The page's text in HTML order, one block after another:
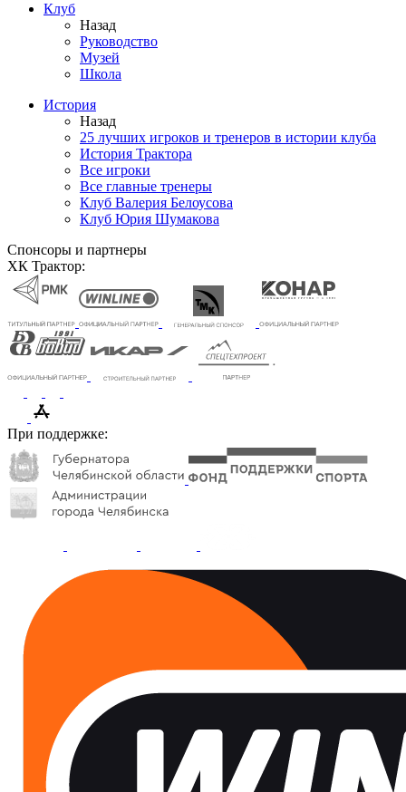
Клуб
Назад
Руководство
Музей
Школа
История
Назад
25 лучших игроков и тренеров в истории клуба
История Трактора
Все игроки
Все главные тренеры
Клуб Валерия Белоусова
Клуб Юрия Шумакова
Спонсоры и партнеры
ХК Трактор:
При поддержке: